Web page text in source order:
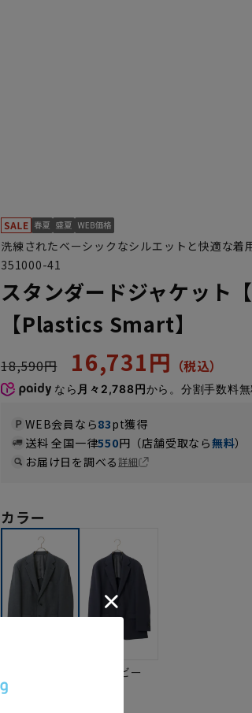
E8 K3 K4 K5
洗練されたベーシックなシルエットと快適な着
351000-41
スタンダードジャケット
【Plastics Smart】
18,590円 16,731円
なら 月々2,788円から。分割手数料
WEB会員なら83pt獲得
送料 全国一律550円（店舗受取なら無料）
お届け日を調べる詳細
カラー
ネイビー